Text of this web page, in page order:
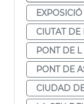
EXPOSICIÓ
CIUTAT DE
PONT DE L
PONT DE
CIUDAD